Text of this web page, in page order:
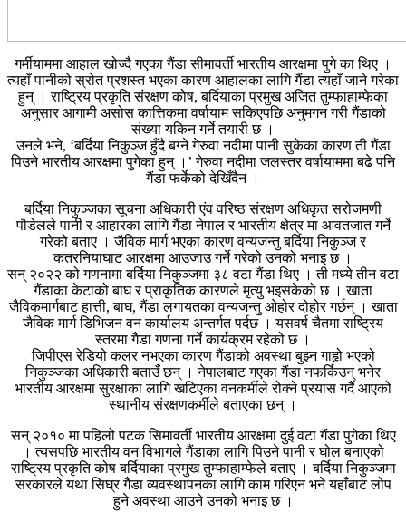
गर्मीयाममा आहाल खोज्दै गएका गैंडा सीमावर्ती भारतीय आरक्षमा पुगे का थिए ।
त्यहाँ पानीको स्रोत प्रशस्त भएका कारण आहालका लागि गैंडा त्यहाँ जाने गरेका
हुन् । राष्ट्रिय प्रकृति संरक्षण कोष, बर्दियाका प्रमुख अजित तुम्फाहाम्फेका
अनुसार आगामी असोस कात्तिकमा वर्षायाम सकिएपछि अनुमगन गरी गैंडाको
संख्या यकिन गर्ने तयारी छ ।
उनले भने, ‘बर्दिया निकुञ्ज हुँदै बग्ने गेरुवा नदीमा पानी सुकेका कारण ती गैंडा
पिउने भारतीय आरक्षमा पुगेका हुन् ।’ गेरुवा नदीमा जलस्तर वर्षायाममा बढे पनि
गैंडा फर्केको देखिँदैन ।
बर्दिया निकुञ्जका सूचना अधिकारी एंव वरिष्ठ संरक्षण अधिकृत सरोजमणी
पौडेलले पानी र आहारका लागि गैंडा नेपाल र भारतीय क्षेत्र मा आवतजात गर्ने
गरेको बताए । जैविक मार्ग भएका कारण वन्यजन्तु बर्दिया निकुञ्ज र
कतरनियाघाट आरक्षमा आउजाउ गर्ने गरेको उनको भनाइ छ ।
सन् २०२२ को गणनामा बर्दिया निकुञ्जमा ३८ वटा गैंडा थिए । ती मध्ये तीन वटा
गैंडाका केटाको बाघ र प्राकृतिक कारणले मृत्यु भइसकेको छ । खाता
जैविकमार्गबाट हात्ती, बाघ, गैंडा लगायतका वन्यजन्तु ओहोर दोहोर गर्छन् । खाता
जैविक मार्ग डिभिजन वन कार्यालय अन्तर्गत पर्दछ । यसवर्ष चैतमा राष्ट्रिय
स्तरमा गैडा गणना गर्ने कार्यक्रम रहेको छ ।
जिपीएस रेडियो कलर नभएका कारण गैंडाको अवस्था बुझ्न गाहृो भएको
निकुञ्जका अधिकारी बताउँ छन् । नेपालबाट गएका गैंडा नफर्किउन् भनेर
भारतीय आरक्षमा सुरक्षाका लागि खटिएका वनकर्मीले रोक्ने प्रयास गर्दै आएको
स्थानीय संरक्षणकर्मीले बताएका छन् ।
सन् २०१० मा पहिलो पटक सिमावर्ती भारतीय आरक्षमा दुई वटा गैंडा पुगेका थिए
। त्यसपछि भारतीय वन विभागले गैंडाका लागि पिउने पानी र घोल बनाएको
राष्ट्रिय प्रकृति कोष बर्दियाका प्रमुख तुम्फाहाम्फेले बताए । बर्दिया निकुञ्जमा
सरकारले यथा सिघ्र गैंडा व्यवस्थापनका लागि काम गरिएन भने यहाँबाट लोप
हुने अवस्था आउने उनको भनाइ छ ।